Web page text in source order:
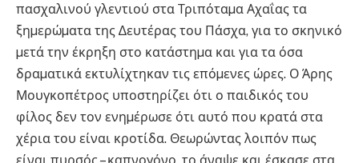
πασχαλινού γλεντιού στα Τριπόταµα Αχαΐας τα
ξηµερώµατα της ∆ευτέρας του Πάσχα, για το σκηνικό
µετά την έκρηξη στο κατάστηµα και για τα όσα
δραµατικά εκτυλίχτηκαν τις επόµενες ώρες. Ο Άρης
Μουγκοπέτρος υποστηρίζει ότι ο παιδικός του
φίλος δεν τον ενηµέρωσε ότι αυτό που κρατά στα
χέρια του είναι κροτίδα. Θεωρώντας λοιπόν πως